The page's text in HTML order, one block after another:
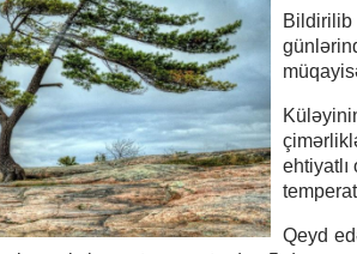
ehtiyatlı
Qeyd